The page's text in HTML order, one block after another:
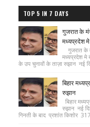
TOP 5 IN 7 DAYS
गुजरात के
मध्यप्रदेश मे
गुजरात के
मध्यप्रदेश मे
के उप चुनावों के ताज़ा रुझान नई
बिहार
रुझान
बिहार
रुझान नई
गिनती के बाद प्रशांत किशोर